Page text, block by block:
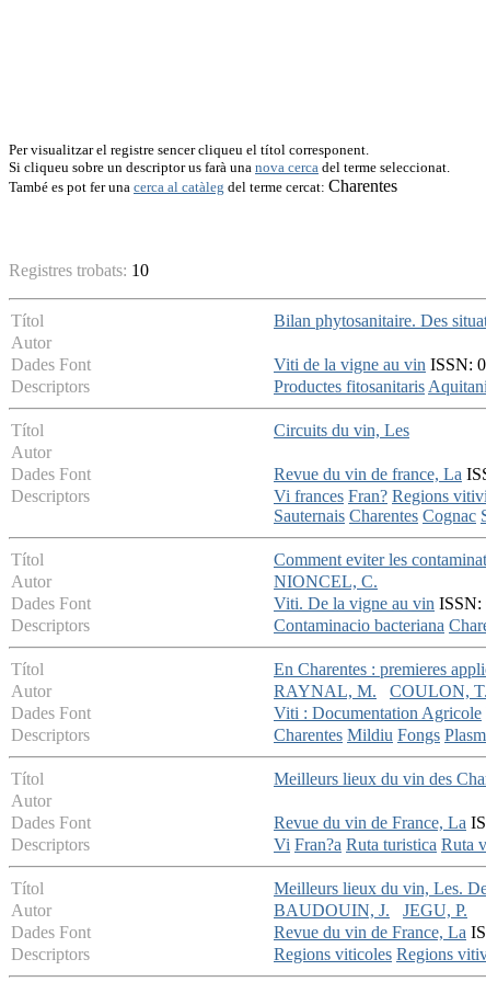
Per visualitzar el registre sencer cliqueu el títol corresponent.
Si cliqueu sobre un descriptor us farà una nova cerca del terme seleccionat.
També es pot fer una cerca al catàleg del terme cercat: Charentes
Registres trobats: 10
Títol
Bilan phytosanitaire. Des
Autor
Dades Font
Viti de la vigne au vin ISSN:
Descriptors
Productes fitosanitaris
Títol
Circuits du vin, Les
Autor
Dades Font
Revue du vin de france, La
Descriptors
Vi frances Fran? Regions
Sauternais Charentes Cognac
Títol
Comment eviter les
Autor
NIONCEL, C.
Dades Font
Viti. De la vigne au vin ISSN:
Descriptors
Contaminacio bacteriana
Títol
En Charentes : premieres
Autor
RAYNAL, M.
COULON, T.
Dades Font
Viti : Documentation Agricole
Descriptors
Charentes Mildiu Fongs
Títol
Meilleurs lieux du vin des
Autor
Dades Font
Revue du vin de France, La
Descriptors
Vi Fran?a Ruta turistica Ruta
Títol
Meilleurs lieux du vin, Les.
Autor
BAUDOUIN, J.
JEGU, P.
Dades Font
Revue du vin de France, La
Descriptors
Regions viticoles Regions